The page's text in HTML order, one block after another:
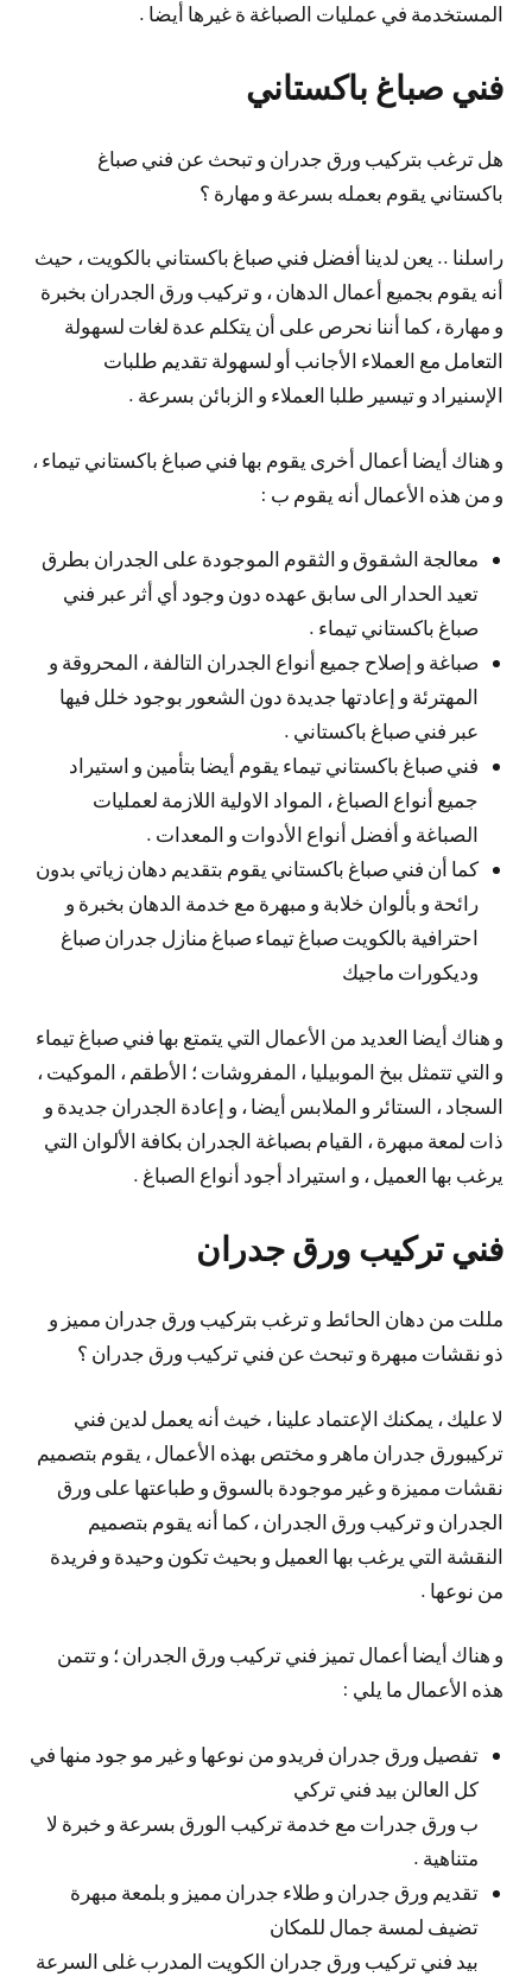
المستخدمة في عمليات الصباغة ة غيرها أيضا .
فني صباغ باكستاني
هل ترغب بتركيب ورق جدران و تبحث عن فني صباغ
باكستاني يقوم بعمله بسرعة و مهارة ؟
راسلنا .. يعن لدينا أفضل فني صباغ باكستاني بالكويت ، حيث
أنه يقوم بجميع أعمال الدهان ، و تركيب ورق الجدران بخبرة
و مهارة ، كما أننا نحرص على أن يتكلم عدة لغات لسهولة
التعامل مع العملاء الأجانب أو لسهولة تقديم طلبات
الإسنيراد و تيسير طلبا العملاء و الزبائن بسرعة .
و هناك أيضا أعمال أخرى يقوم بها فني صباغ باكستاني تيماء ،
و من هذه الأعمال أنه يقوم ب :
معالجة الشقوق و الثقوم الموجودة على الجدران بطرق
تعيد الحدار الى سابق عهده دون وجود أي أثر عبر فني
صباغ باكستاني تيماء .
صباغة و إصلاح جميع أنواع الجدران التالفة ، المحروقة و
المهترئة و إعادتها جديدة دون الشعور بوجود خلل فيها
عبر فني صباغ باكستاني .
فني صباغ باكستاني تيماء يقوم أيضا بتأمين و استيراد
جميع أنواع الصباغ ، المواد الاولية اللازمة لعمليات
الصباغة و أفضل أنواع الأدوات و المعدات .
كما أن فني صباغ باكستاني يقوم بتقديم دهان زياتي بدون
رائحة و بألوان خلابة و مبهرة مع خدمة الدهان بخبرة و
احترافية بالكويت صباغ تيماء صباغ منازل جدران صباغ
وديكورات ماجيك
و هناك أيضا العديد من الأعمال التي يتمتع بها فني صباغ تيماء
و التي تتمثل ببخ الموبيليا ، المفروشات ؛ الأطقم ، الموكيت ،
السجاد ، الستائر و الملابس أيضا ، و إعادة الجدران جديدة و
ذات لمعة مبهرة ، القيام بصباغة الجدران بكافة الألوان التي
يرغب بها العميل ، و استيراد أجود أنواع الصباغ .
فني تركيب ورق جدران
مللت من دهان الحائط و ترغب بتركيب ورق جدران مميز و
ذو نقشات مبهرة و تبحث عن فني تركيب ورق جدران ؟
لا عليك ، يمكنك الإعتماد علينا ، خيث أنه يعمل لدين فني
تركيبورق جدران ماهر و مختص بهذه الأعمال ، يقوم بتصميم
نقشات مميزة و غير موجودة بالسوق و طباعتها على ورق
الجدران و تركيب ورق الجدران ، كما أنه يقوم بتصميم
النقشة التي يرغب بها العميل و بحيث تكون وحيدة و فريدة
من نوعها .
و هناك أيضا أعمال تميز فني تركيب ورق الجدران ؛ و تتمن
هذه الأعمال ما يلي :
تفصيل ورق جدران فريدو من نوعها و غير مو جود منها في
كل العالن بيد فني تركي
ب ورق جدرات مع خدمة تركيب الورق بسرعة و خبرة لا
متناهية .
تقديم ورق جدران و طلاء جدران مميز و بلمعة مبهرة
تضيف لمسة جمال للمكان
بيد فني تركيب ورق جدران الكويت المدرب غلى السرعة